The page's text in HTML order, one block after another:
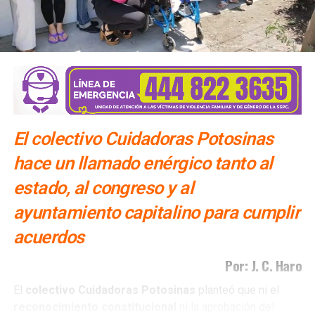
El colectivo Cuidadoras Potosinas
hace un llamado enérgico tanto al
estado, al congreso y al
ayuntamiento capitalino para cumplir
acuerdos
Por: J. C. Haro
El colectivo Cuidadoras Potosinas
planteó que ni el